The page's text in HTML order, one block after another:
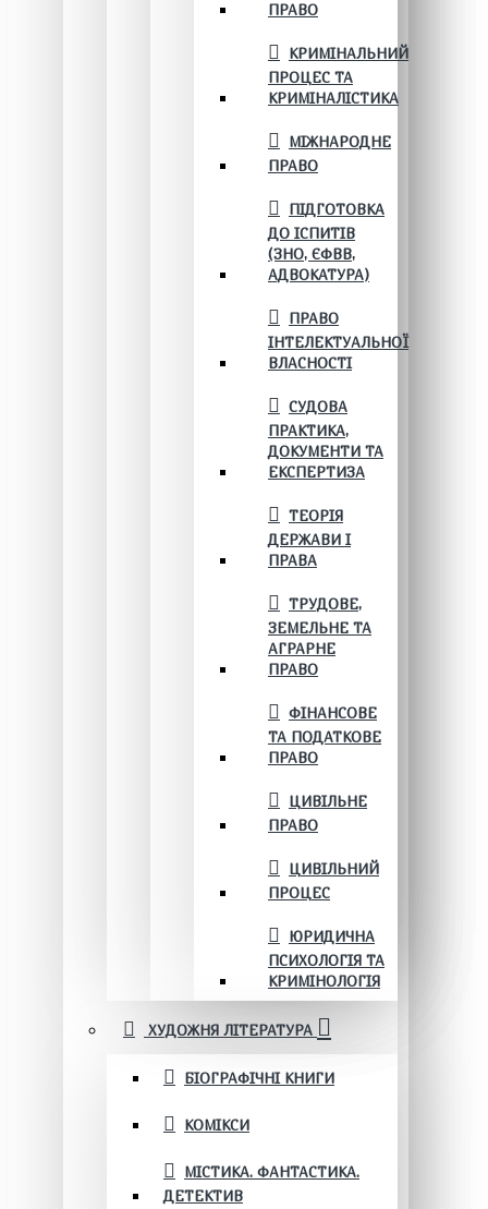
ПРАВО
КРИМІНАЛЬНИЙ
ПРОЦЕС ТА
КРИМІНАЛІСТИКА
МІЖНАРОДНЕ
ПРАВО
ПІДГОТОВКА
ДО ІСПИТІВ
(ЗНО, ЄФВВ,
АДВОКАТУРА)
ПРАВО
ІНТЕЛЕКТУАЛЬНОЇ
ВЛАСНОСТІ
СУДОВА
ПРАКТИКА,
ДОКУМЕНТИ ТА
ЕКСПЕРТИЗА
ТЕОРІЯ
ДЕРЖАВИ І
ПРАВА
ТРУДОВЕ,
ЗЕМЕЛЬНЕ ТА
АГРАРНЕ
ПРАВО
ФІНАНСОВЕ
ТА ПОДАТКОВЕ
ПРАВО
ЦИВІЛЬНЕ
ПРАВО
ЦИВІЛЬНИЙ
ПРОЦЕС
ЮРИДИЧНА
ПСИХОЛОГІЯ ТА
КРИМІНОЛОГІЯ
ХУДОЖНЯ ЛІТЕРАТУРА
БІОГРАФІЧНІ КНИГИ
КОМІКСИ
МІСТИКА. ФАНТАСТИКА.
ДЕТЕКТИВ